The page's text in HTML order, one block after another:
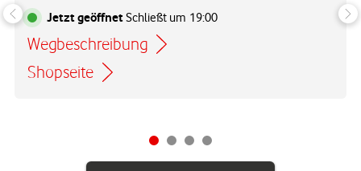
Jetzt geöffnetSchließt um 19:00
Wegbeschreibung
Link öffnet in einem neuen Tab
Shopseite